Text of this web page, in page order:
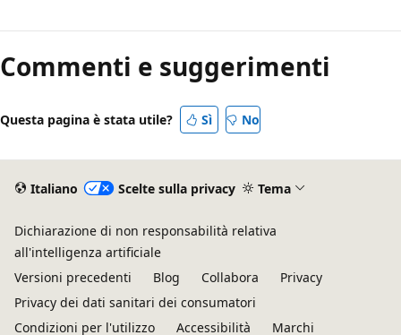
Commenti e suggerimenti
Questa pagina è stata utile? Sì No
Italiano Scelte sulla privacy Tema
Dichiarazione di non responsabilità relativa
all'intelligenza artificiale
Versioni precedenti
Blog Collabora
Privacy
Privacy dei dati sanitari dei consumatori
Condizioni per l'utilizzo
Accessibilità
Marchi